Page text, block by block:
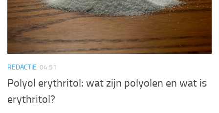
REDACTIE 04:51
Polyol erythritol: wat zijn polyolen en wat is
erythritol?